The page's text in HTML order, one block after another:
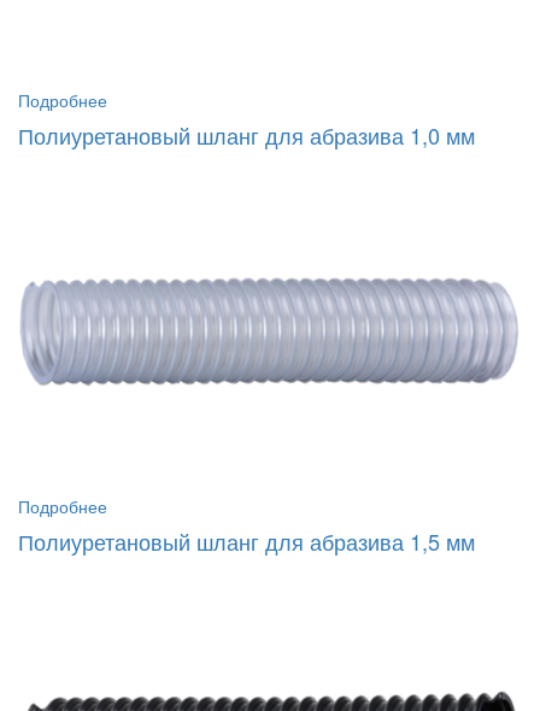
Подробнее
Полиуретановый шланг для абразива 1,0 мм
Подробнее
Полиуретановый шланг для абразива 1,5 мм